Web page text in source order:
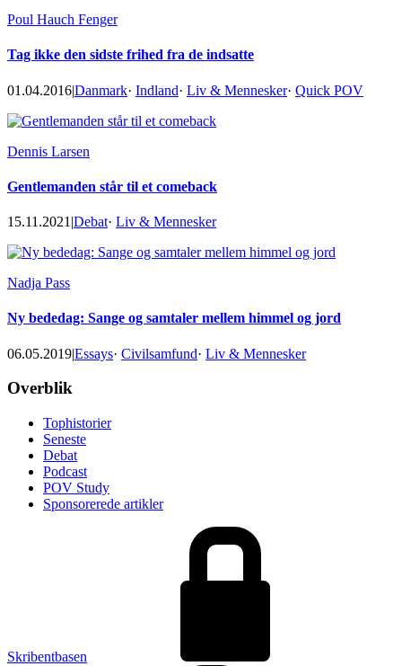
Poul Hauch Fenger
Tag ikke den sidste frihed fra de indsatte
01.04.2016|Danmark· Indland· Liv & Mennesker· Quick POV
Dennis Larsen
Gentlemanden står til et comeback
15.11.2021 |Debat· Liv & Mennesker
Nadja Pass
Ny bededag: Sange og samtaler mellem himmel og jord
06.05.2019|Essays· Civilsamfund· Liv & Mennesker
Footer
Overblik
Tophistorier
Seneste
Debat
Podcast
POV Study
Sponsorerede artikler
Skribentbasen